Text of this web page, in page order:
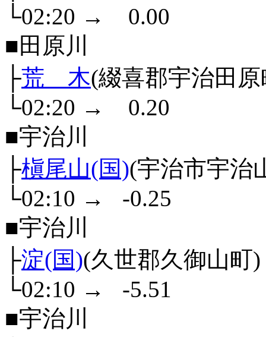
└02:20 →
0.00
■田原川
├荒 木(綴喜郡宇治田
└02:20 →
0.20
■宇治川
├槇尾山(国)(宇治市宇治
└02:10 →
-0.25
■宇治川
├淀(国)(久世郡久御山町)
└02:10 →
-5.51
■宇治川